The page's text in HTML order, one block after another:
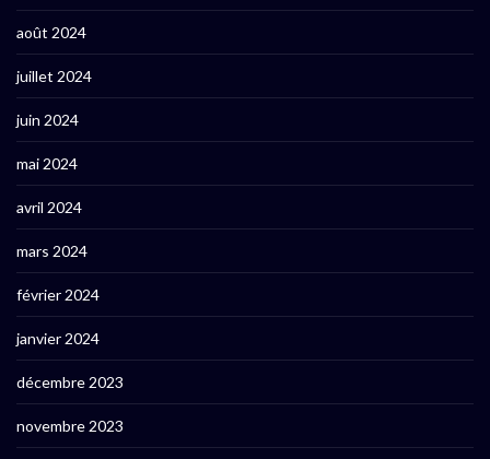
août 2024
juillet 2024
juin 2024
mai 2024
avril 2024
mars 2024
février 2024
janvier 2024
décembre 2023
novembre 2023